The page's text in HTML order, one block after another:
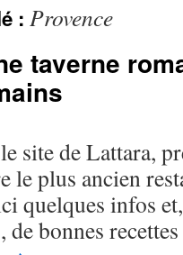
: Provence
taverne
site de Lattara,
le plus ancien
quelques infos
bonnes